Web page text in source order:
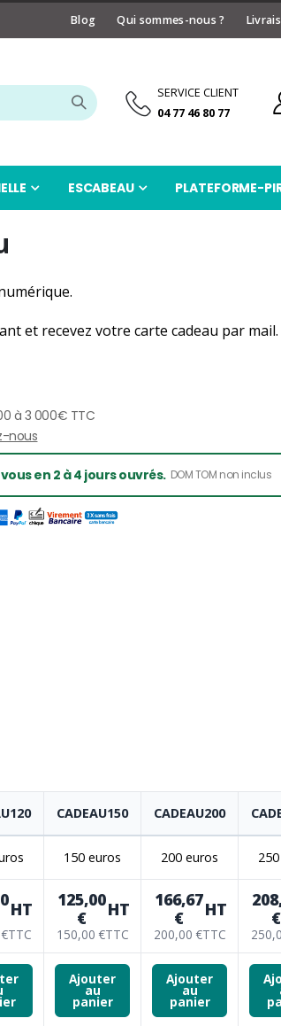
Blog Qui sommes-nous ?
SERVICE CLIENT
04 77 46 80 77
ESCABEAU PLATEFORME-
et recevez votre carte cadeau par mail.
à 3 000€ TTC
nous
en 2 à 4 jours ouvrés. DOM TOM non inclus
CADEAU150 CADEAU200
150 euros 200 euros
HT
TTC
125,00
€
HT
150,00 €TTC
166,67
€
HT
200,00 €TTC
€
Ajouter
au
panier
Ajouter
au
panier